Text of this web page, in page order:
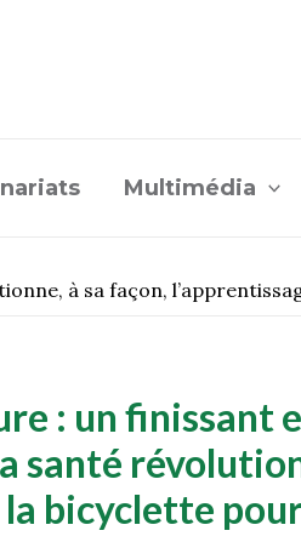
Multimédia
à sa façon,
: un finissant
santé
bicyclette